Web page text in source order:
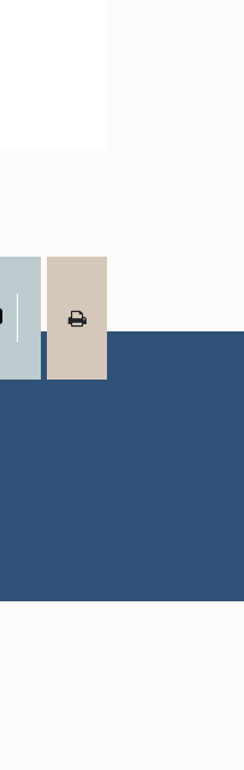
LinkedIn